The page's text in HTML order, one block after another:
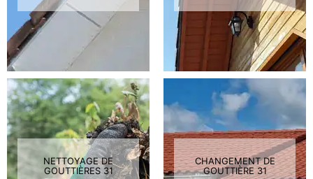
NETTOYAGE DE
GOUTTIÈRES 31
CHANGEMENT DE
GOUTTIÈRE 31